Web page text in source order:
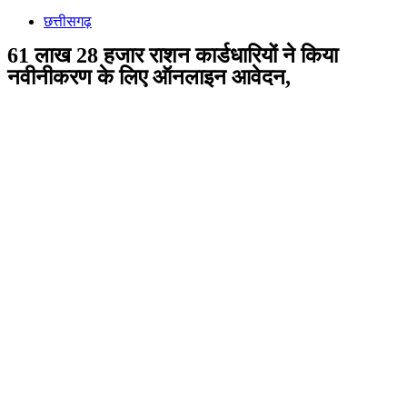
छत्तीसगढ़
61 लाख 28 हजार राशन कार्डधारियों ने किया
नवीनीकरण के लिए ऑनलाइन आवेदन,